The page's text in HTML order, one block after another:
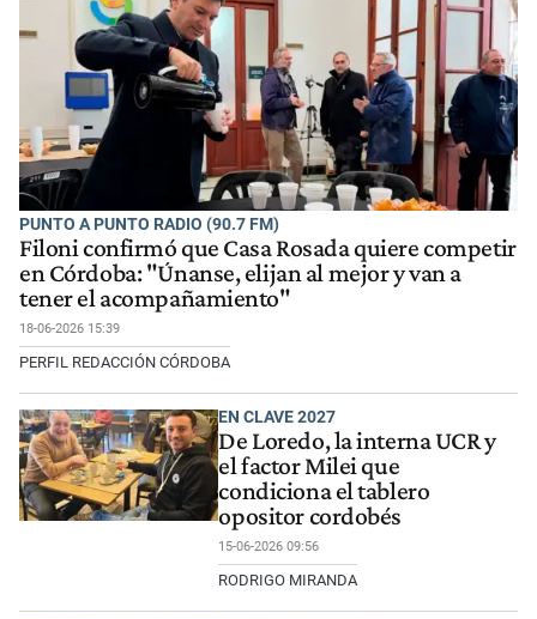
PUNTO A PUNTO RADIO (90.7 FM)
Filoni confirmó que Casa Rosada quiere competir
en Córdoba: "Únanse, elijan al mejor y van a
tener el acompañamiento"
18-06-2026 15:39
PERFIL REDACCIÓN CÓRDOBA
EN CLAVE 2027
De Loredo, la interna UCR y
el factor Milei que
condiciona el tablero
opositor cordobés
15-06-2026 09:56
RODRIGO MIRANDA